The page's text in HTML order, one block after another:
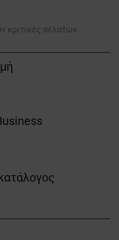
κριτικές πελατών.